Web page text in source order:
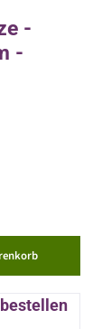
-
-